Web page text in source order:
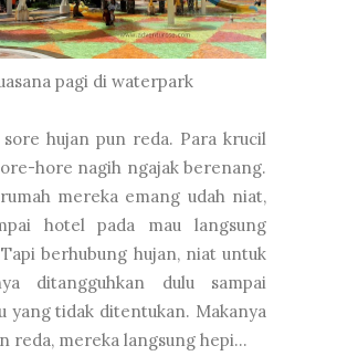
pagi di waterpark
hujan pun reda. Para krucil
hore nagih ngajak berenang.
mereka emang udah niat,
hotel pada mau langsung
berhubung hujan, niat untuk
ditangguhkan dulu sampai
yang tidak ditentukan. Makanya
reda, mereka langsung hepi...